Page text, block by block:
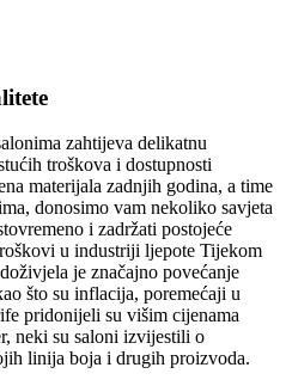
zahtijeva delikatnu
troškova i dostupnosti
materijala zadnjih godina, a time
donosimo vam nekoliko savjeta
i zadržati postojeće
u industriji ljepote Tijekom
je značajno povećanje
što su inflacija, poremećaji u
pridonijeli su višim cijenama
neki su saloni izvijestili o
linija boja i drugih proizvoda.